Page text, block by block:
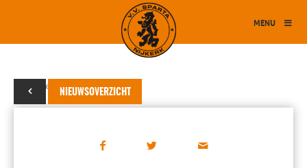
MENU
NIEUWSOVERZICHT
14 september 2022